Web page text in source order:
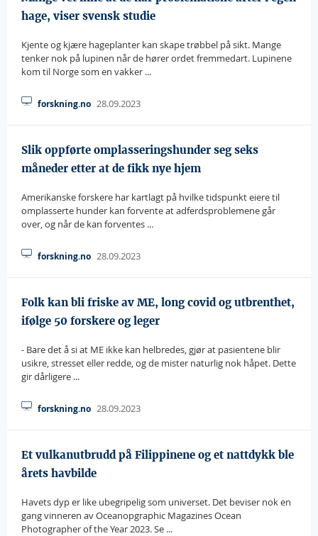
hage, viser svensk studie
Kjente og kjære hageplanter kan skape trøbbel på sikt. Mange
tenker nok på lupinen når de hører ordet fremmedart. Lupinene
kom til Norge som en vakker ...
forskning.no 28.09.2023
Slik oppførte omplasseringshunder seg seks
måneder etter at de fikk nye hjem
Amerikanske forskere har kartlagt på hvilke tidspunkt eiere til
omplasserte hunder kan forvente at adferdsproblemene går
over, og når de kan forventes ...
forskning.no 28.09.2023
Folk kan bli friske av ME, long covid og utbrenthet,
ifølge 50 forskere og leger
- Bare det å si at ME ikke kan helbredes, gjør at pasientene blir
usikre, stresset eller redde, og de mister naturlig nok håpet. Dette
gir dårligere ...
forskning.no 28.09.2023
Et vulkanutbrudd på Filippinene og et nattdykk ble
årets havbilde
Havets dyp er like ubegripelig som universet. Det beviser nok en
gang vinneren av Oceanopgraphic Magazines Ocean
Photographer of the Year 2023. Se ...